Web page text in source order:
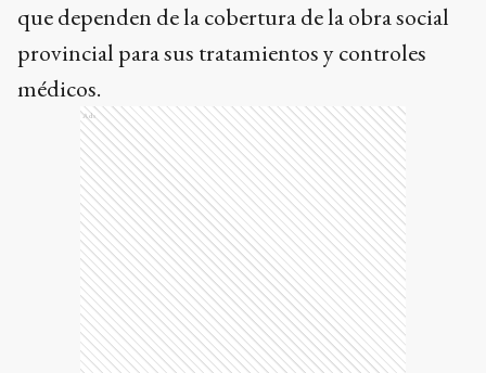
que dependen de la cobertura de la obra social
provincial para sus tratamientos y controles
médicos.
Ads